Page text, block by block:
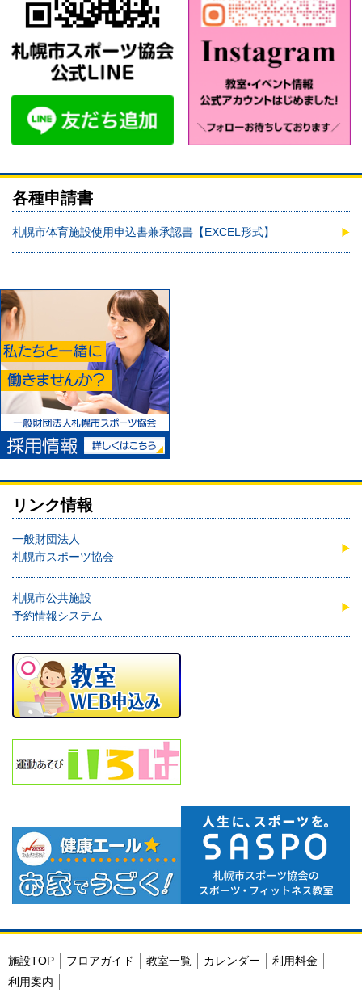
各種申請書
札幌市体育施設使用申込書兼承認書【EXCEL形式】
リンク情報
一般財団法人
札幌市スポーツ協会
札幌市公共施設
予約情報システム
施設TOP フロアガイド 教室一覧 カレンダー
利用料金
利用案内